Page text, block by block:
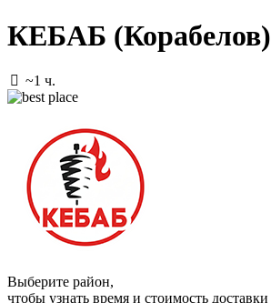
КЕБАБ (Корабелов)
~1 ч.
Выберите район,
чтобы узнать время и стоимость доставки